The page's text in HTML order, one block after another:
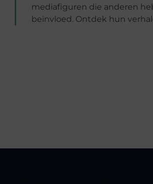
mediafiguren die anderen
beïnvloed. Ontdek hun